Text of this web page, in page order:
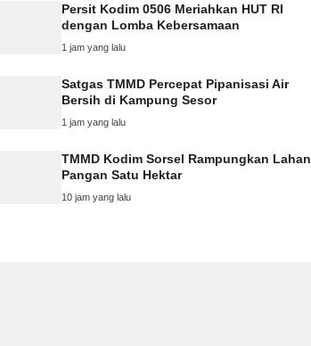
Persit Kodim 0506 Meriahkan HUT RI
dengan Lomba Kebersamaan
1 jam yang lalu
Satgas TMMD Percepat Pipanisasi Air
Bersih di Kampung Sesor
1 jam yang lalu
TMMD Kodim Sorsel Rampungkan Lahan
Pangan Satu Hektar
10 jam yang lalu